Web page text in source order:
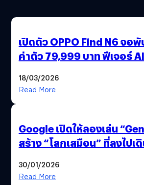
เปิดตัว OPPO Find N6 จอ
ค่าตัว 79,999 บาท ฟีเจอร์
18/03/2026
Read More
Google เปิดให้ลองเล่น
สร้าง “โลกเสมือน” ที่ลงไปเ
30/01/2026
Read More